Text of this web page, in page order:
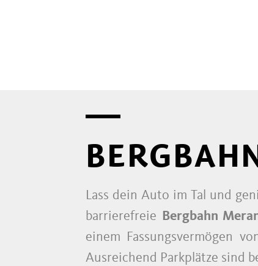
Lass dein Auto im Tal und
barrierefreie
Bergbahn
einem Fassungsvermögen
Ausreichend Parkplätze sind